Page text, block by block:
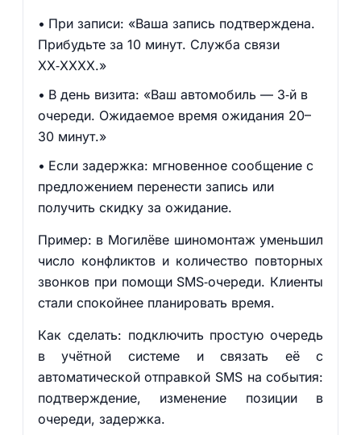
При записи: «Ваша запись подтверждена.
Прибудьте за 10 минут. Служба связи
XX‑XXXX.»
В день визита: «Ваш автомобиль — 3‑й в
очереди. Ожидаемое время ожидания 20–
30 минут.»
Если задержка: мгновенное сообщение с
предложением перенести запись или
получить скидку за ожидание.
Пример: в Могилёве шиномонтаж уменьшил
число конфликтов и количество повторных
звонков при помощи SMS‑очереди. Клиенты
стали спокойнее планировать время.
Как сделать: подключить простую очередь
в учётной системе и связать её с
автоматической отправкой SMS на события:
подтверждение, изменение позиции в
очереди, задержка.